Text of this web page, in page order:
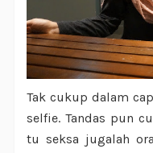
Tak cukup dalam
selfie. Tandas pun
tu seksa jugalah